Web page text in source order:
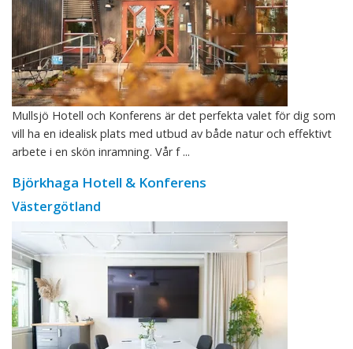
Mullsjö Hotell och Konferens är det perfekta valet för dig som
vill ha en idealisk plats med utbud av både natur och effektivt
arbete i en skön inramning. Vår f ...
Björkhaga Hotell & Konferens
Västergötland